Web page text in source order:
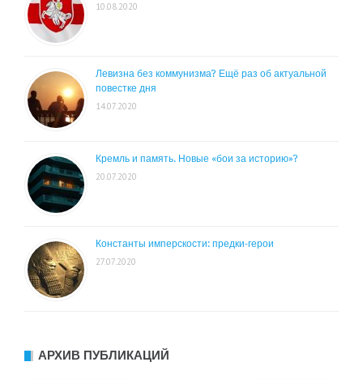
10.08.2020
Левизна без коммунизма? Ещё раз об актуальной
повестке дня
14.07.2020
Кремль и память. Новые «бои за историю»?
20.07.2020
Константы имперскости: предки-герои
27.07.2020
АРХИВ ПУБЛИКАЦИЙ